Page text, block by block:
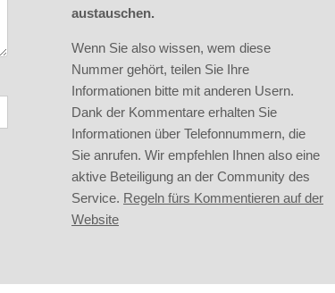
austauschen.
Wenn Sie also wissen, wem diese
Nummer gehört, teilen Sie Ihre
Informationen bitte mit anderen Usern.
Dank der Kommentare erhalten Sie
Informationen über Telefonnummern, die
Sie anrufen. Wir empfehlen Ihnen also eine
aktive Beteiligung an der Community des
Service. Regeln fürs Kommentieren auf der
Website